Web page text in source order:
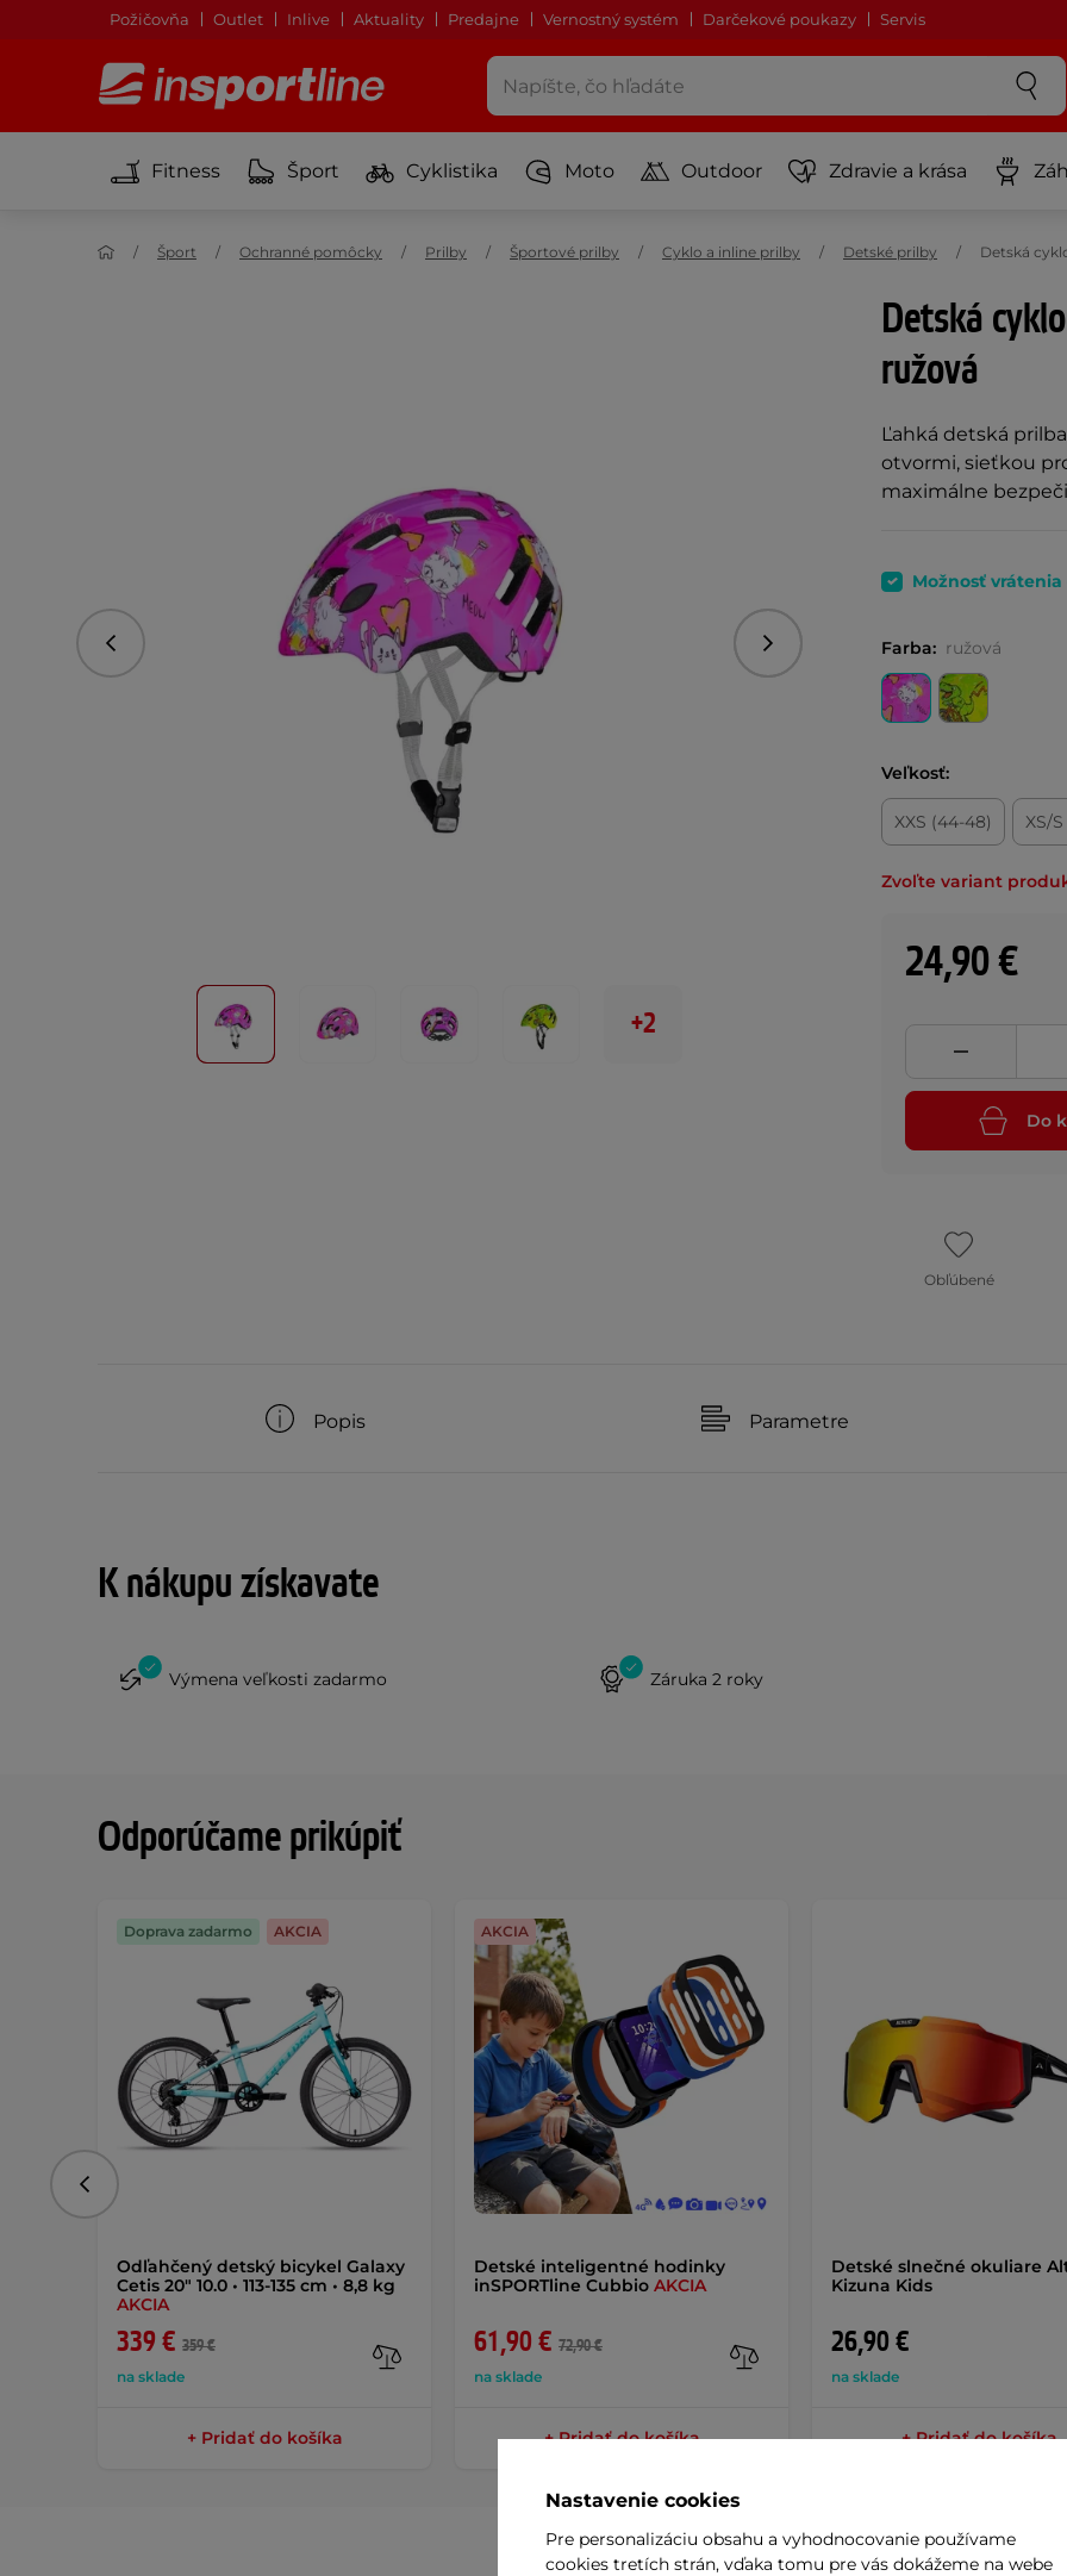
Požičovňa Outlet Inlive Aktuality Predajne Vernostný systém Darčekové poukazy Servis
Fitness Šport Cyklistika Moto Outdoor Zdravie a krása
Šport Ochranné pomôcky Prilby Športové prilby Cyklo a inline prilby Detské prilby Detská
Detská
ružová
Ľahká detská
otvormi, sieťkou
maximálne
Predchádzajúce Nasledujúce
+2
Možnosť
Farba: ružová
Veľkosť:
XXS (44-48) XS/
Zvoľte variant
24,90 €
Do
Obľúbené
Popis Parametre
K nákupu získavate
Výmena veľkosti zadarmo Záruka 2 roky
Odporúčame prikúpiť
Odľahčený detský bicykel Galaxy
Cetis 20" 10.0 • 113-135 cm • 8,8 kg
AKCIA
339 € 359 €
na sklade
Doprava zadarmo AKCIA
+ Pridať do košíka
Detské inteligentné hodinky
inSPORTline Cubbio AKCIA
61,90 € 72,90 €
na sklade
AKCIA
+ Pridať do košíka
Detské slnečné okuliare
Kizuna Kids
26,90 €
na sklade
+ Pridať do košíka
Predchádzajúce
Nastavenie cookies
Pre personalizáciu obsahu a vyhodnocovanie používame
cookies tretích strán, vďaka tomu pre vás dokážeme na webe